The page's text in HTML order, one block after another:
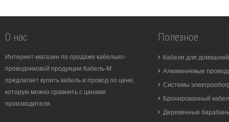
О нас
Интернет-магазин по продаже кабельно-
проводниковой продукции Кабель-М
предлагает купить кабель и провод по цене,
которую можно сравнить с ценами
производителя.
Полезное
Кабели для
Алюминиевые
Системы
Бронированный
Деревянные